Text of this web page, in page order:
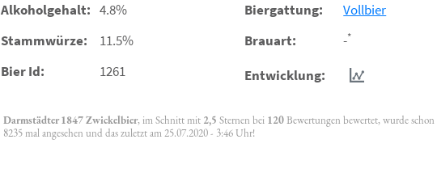
Alkoholgehalt: 4.8%
Stammwürze:
11.5%
Bier Id:
1261
Biergattung:
Vollbier
Brauart:
-*
Entwicklung:
Darmstädter 1847 Zwickelbier, im Schnitt mit 2,5 Sternen bei 120Bewertungen bewertet, wurde schon
8235 mal angesehen und das zuletzt am 25.07.2020 - 3:46 Uhr!